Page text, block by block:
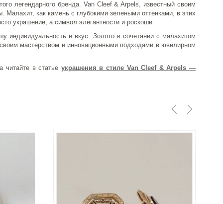
легендарного бренда. Van Cleef & Arpels, известный своим
как камень с глубокими зелеными оттенками, в этих
украшение, а символ элегантности и роскоши.
индивидуальность и вкус. Золото в сочетании с малахитом
мастерством и инновационными подходами в ювелирном
читайте в статье украшения в стиле Van Cleef & Arpels —